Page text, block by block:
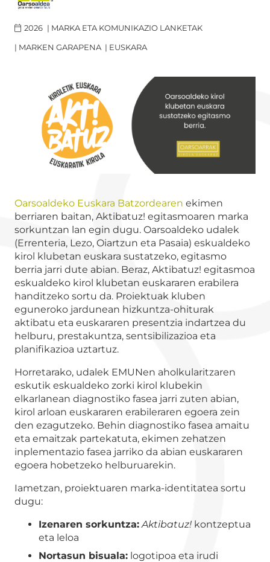
2026 | MARKA ETA KOMUNIKAZIO LANKETAK
| MARKEN GARAPENA | EUSKARA
Oarsoaldeko Euskara Batzordearen ekimen
berriaren baitan, Aktibatuz! egitasmoaren marka
sorkuntzan lan egin dugu. Oarsoaldeko udalek
(Errenteria, Lezo, Oiartzun eta Pasaia) eskualdeko
kirol klubetan euskara sustatzeko, egitasmo
berria jarri dute abian. Beraz, Aktibatuz! egitasmoa
eskualdeko kirol klubetan euskararen erabilera
handitzeko sortu da. Proiektuak kluben
eguneroko jardunean hizkuntza-ohiturak
aktibatu eta euskararen presentzia indartzea du
helburu, prestakuntza, sentsibilizazioa eta
planifikazioa uztartuz.
Horretarako, udalek EMUNen aholkularitzaren
eskutik eskualdeko zorki kirol klubekin
elkarlanean diagnostiko fasea jarri zuten abian,
kirol arloan euskararen erabileraren egoera zein
den ezagutzeko. Behin diagnostiko fasea amaitu
eta emaitzak partekatuta, ekimen zehatzen
inplementazio fasea jarriko da abian euskararen
egoera hobetzeko helburuarekin.
Iametzan, proiektuaren marka-identitatea sortu
dugu:
Izenaren sorkuntza: Aktibatuz! kontzeptua
eta leloa
Nortasun bisuala: logotipoa eta irudi